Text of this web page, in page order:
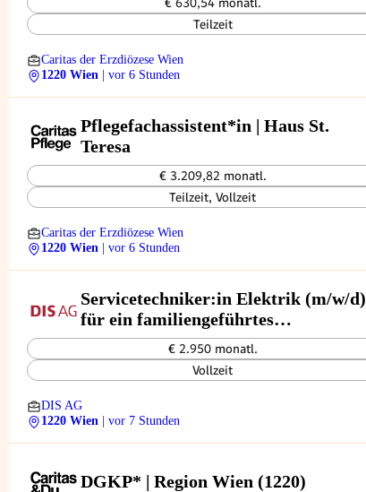
Teilzeit
Caritas der Erzdiözese Wien
1220 Wien
| vor 6 Stunden
Pflegefachassistent*in | Haus St.
Teresa
€ 3.209,82 monatl.
Teilzeit, Vollzeit
Caritas der Erzdiözese Wien
1220 Wien
| vor 6 Stunden
Servicetechniker:in Elektrik (m/w/d)
für ein familiengeführtes
Unternehmen€ 2.950 monatl.
Vollzeit
DIS AG
1220 Wien
| vor 7 Stunden
DGKP* | Region Wien (1220)